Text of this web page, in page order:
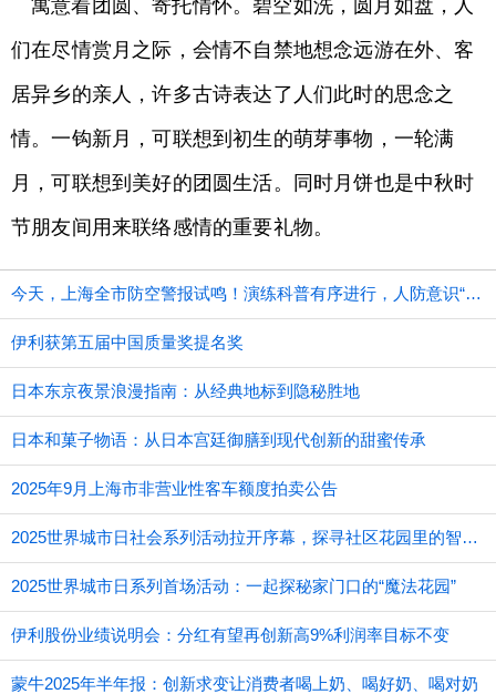
寓意着团圆、寄托情怀。碧空如洗，圆月如盘，人
们在尽情赏月之际，会情不自禁地想念远游在外、客
居异乡的亲人，许多古诗表达了人们此时的思念之
情。一钩新月，可联想到初生的萌芽事物，一轮满
月，可联想到美好的团圆生活。同时月饼也是中秋时
节朋友间用来联络感情的重要礼物。
今天，上海全市防空警报试鸣！演练科普有序进行，人防意识“声入人心”
伊利获第五届中国质量奖提名奖
日本东京夜景浪漫指南：从经典地标到隐秘胜地
日本和菓子物语：从日本宫廷御膳到现代创新的甜蜜传承
2025年9月上海市非营业性客车额度拍卖公告
2025世界城市日社会系列活动拉开序幕，探寻社区花园里的智慧应用
2025世界城市日系列首场活动：一起探秘家门口的“魔法花园”
伊利股份业绩说明会：分红有望再创新高9%利润率目标不变
蒙牛2025年半年报：创新求变让消费者喝上奶、喝好奶、喝对奶